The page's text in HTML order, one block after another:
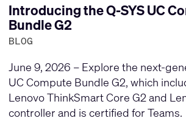
Introducing the Q-SYS UC
Bundle G2
BLOG
June 9, 2026 – Explore the next-
UC Compute Bundle G2, which
Lenovo ThinkSmart Core G2 and
controller and is certified for Teams.